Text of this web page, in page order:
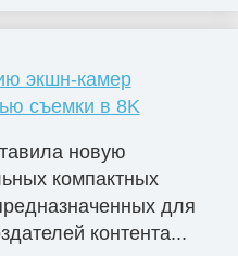
экшн-камер
съемки в 8K
новую
компактных
для
контента...